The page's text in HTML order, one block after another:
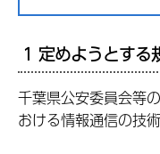
1 定めようとする
千葉県公安委員会等
おける情報通信の技